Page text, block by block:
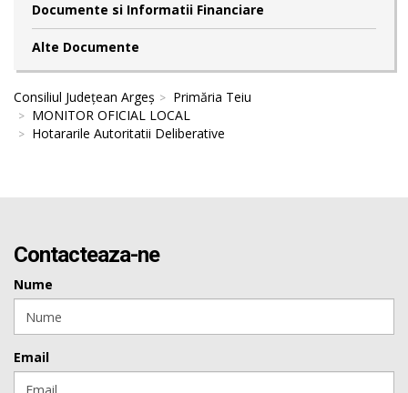
Documente si Informatii Financiare
Alte Documente
Consiliul Județean Argeș
Primăria Teiu
MONITOR OFICIAL LOCAL
Hotararile Autoritatii Deliberative
Contacteaza-ne
Nume
Email